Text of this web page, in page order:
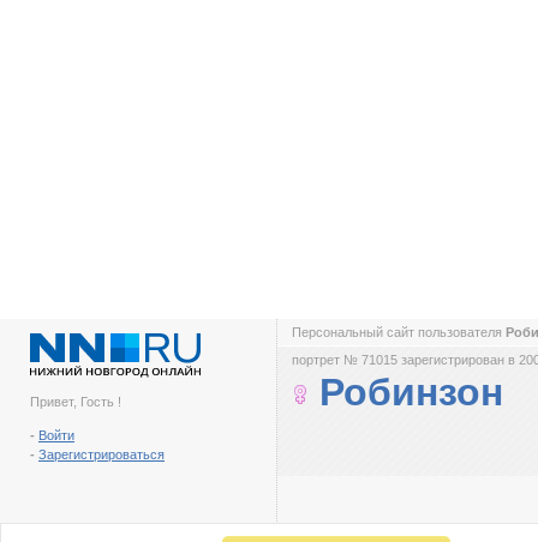
Привет, Гость !
- Войти
- Зарегистрироваться
Персональный сайт пользователя
портрет № 71015 зарегистрирован в
Робинзон